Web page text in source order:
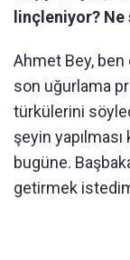
linçleniyor?
Ahmet Bey,
son uğurlama
türkülerini
şeyin
bugüne.
getirmek